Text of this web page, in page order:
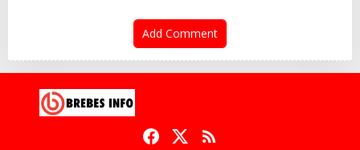
Add Comment